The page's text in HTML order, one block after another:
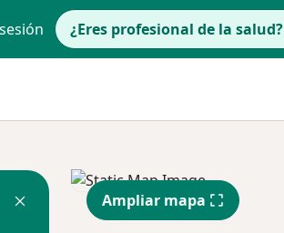
¿Eres profesional de la salud?
Ampliar mapa